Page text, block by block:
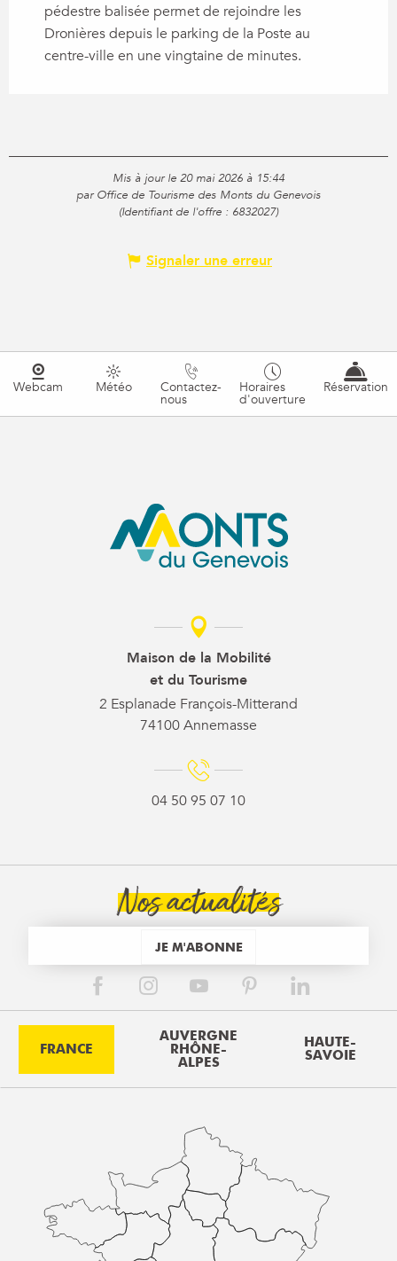
pédestre balisée permet de rejoindre les
Dronières depuis le parking de la Poste au
centre-ville en une vingtaine de minutes.
Mis à jour le 20 mai 2026 à 15:44
par Office de Tourisme des Monts du Genevois
(Identifiant de l'offre : 6832027)
Signaler une erreur
Webcam Météo Contactez-
nous
Horaires
d'ouverture
Réservation
Maison de la Mobilité
et du Tourisme
2 Esplanade François-Mitterand
74100 Annemasse
04 50 95 07 10
Nos actualités
JE M'ABONNE
FRANCE
AUVERGNE
RHÔNE-
ALPES
HAUTE-
SAVOIE